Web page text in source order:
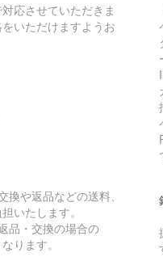
応させていただきま
いただけますようお
や返品などの送料、
いたします。
品・交換の場合の
ります。